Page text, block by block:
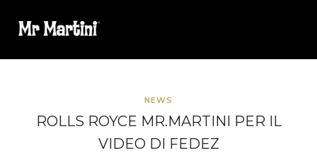
NEWS
ROLLS ROYCE MR.MARTINI PER IL
VIDEO DI FEDEZ